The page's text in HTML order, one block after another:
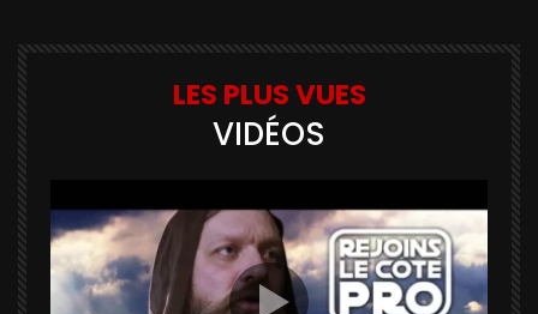
LES PLUS VUES
VIDÉOS